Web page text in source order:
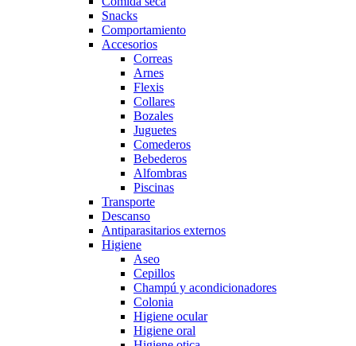
Snacks
Comportamiento
Accesorios
Correas
Arnes
Flexis
Collares
Bozales
Juguetes
Comederos
Bebederos
Alfombras
Piscinas
Transporte
Descanso
Antiparasitarios externos
Higiene
Aseo
Cepillos
Champú y acondicionadores
Colonia
Higiene ocular
Higiene oral